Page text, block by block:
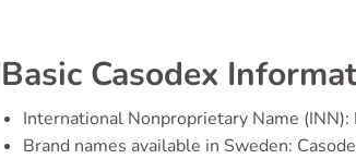
Basic Casodex
International Nonproprietary Name (INN):
Brand names available in Sweden: